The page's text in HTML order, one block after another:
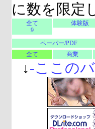
に数を限定
全て
9
体験版
ペーパー/PDF
全て
商業
↓-ここの